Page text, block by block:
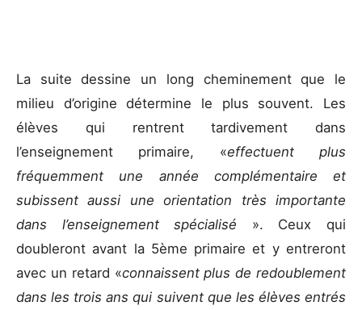
La suite dessine un long cheminement que le
milieu d’origine détermine le plus souvent. Les
élèves qui rentrent tardivement dans
l’enseignement primaire, «effectuent plus
fréquemment une année complémentaire et
subissent aussi une orientation très importante
dans l’enseignement spécialisé ». Ceux qui
doubleront avant la 5ème primaire et y entreront
avec un retard «connaissent plus de redoublement
dans les trois ans qui suivent que les élèves entrés